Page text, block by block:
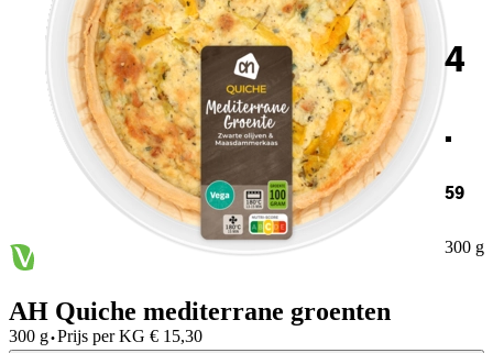
4
.
59
300 g
AH Quiche mediterrane groenten
300 g·Prijs per KG € 15,30